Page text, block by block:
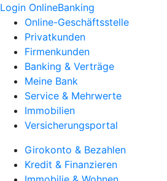
Login OnlineBanking
Online-Geschäftsstelle
Privatkunden
Firmenkunden
Banking & Verträge
Meine Bank
Service & Mehrwerte
Immobilien
Versicherungsportal
Girokonto & Bezahlen
Kredit & Finanzieren